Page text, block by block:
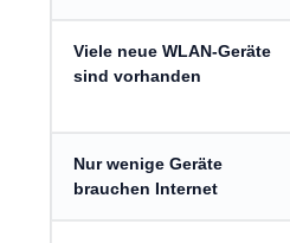
Viele neue WLAN-Geräte
sind vorhanden
Nur wenige Geräte
brauchen Internet